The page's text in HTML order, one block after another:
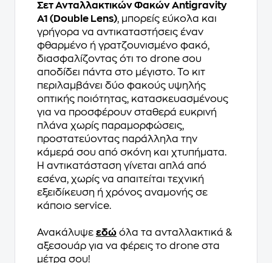
Σετ Ανταλλακτικών Φακών Antigravity
A1 (Double Lens), μπορείς εύκολα και
γρήγορα να αντικαταστήσεις έναν
φθαρμένο ή γρατζουνισμένο φακό,
διασφαλίζοντας ότι το drone σου
αποδίδει πάντα στο μέγιστο. Το κιτ
περιλαμβάνει δύο φακούς υψηλής
οπτικής ποιότητας, κατασκευασμένους
για να προσφέρουν σταθερά ευκρινή
πλάνα χωρίς παραμορφώσεις,
προστατεύοντας παράλληλα την
κάμερά σου από σκόνη και χτυπήματα.
Η αντικατάσταση γίνεται απλά από
εσένα, χωρίς να απαιτείται τεχνική
εξειδίκευση ή χρόνος αναμονής σε
κάποιο service.
Ανακάλυψε εδώ όλα τα ανταλλακτικά &
αξεσουάρ για να φέρεις το drone στα
μέτρα σου!